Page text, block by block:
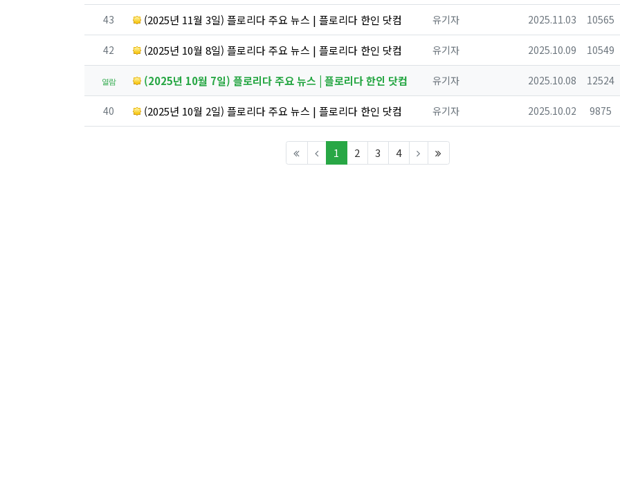
번호
43 (2025년 11월 3일) 플로리다 주요 뉴스 | 플로리다 한인 닷컴 등록자
유기자 등록일
2025.11.03 조회
10565
번호
42 (2025년 10월 8일) 플로리다 주요 뉴스 | 플로리다 한인 닷컴 등록자
유기자 등록일
2025.10.09 조회
10549
열람 (2025년 10월 7일) 플로리다 주요 뉴스 | 플로리다 한인 닷컴 등록자
유기자 등록일
2025.10.08 조회
12524
번호
40 (2025년 10월 2일) 플로리다 주요 뉴스 | 플로리다 한인 닷컴 등록자
유기자 등록일
2025.10.02 조회
9875
1 (current)
2 3 4